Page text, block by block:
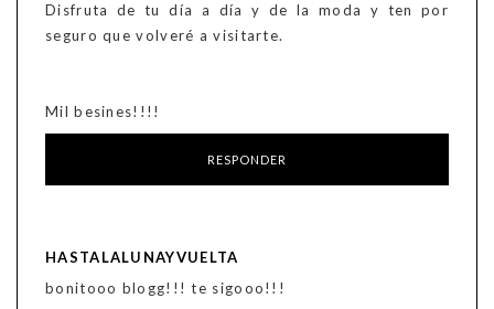
Disfruta de tu día a día y de la moda y ten por
seguro que volveré a visitarte.
Mil besines!!!!
RESPONDER
HASTALALUNAYVUELTA
bonitooo blogg!!! te sigooo!!!